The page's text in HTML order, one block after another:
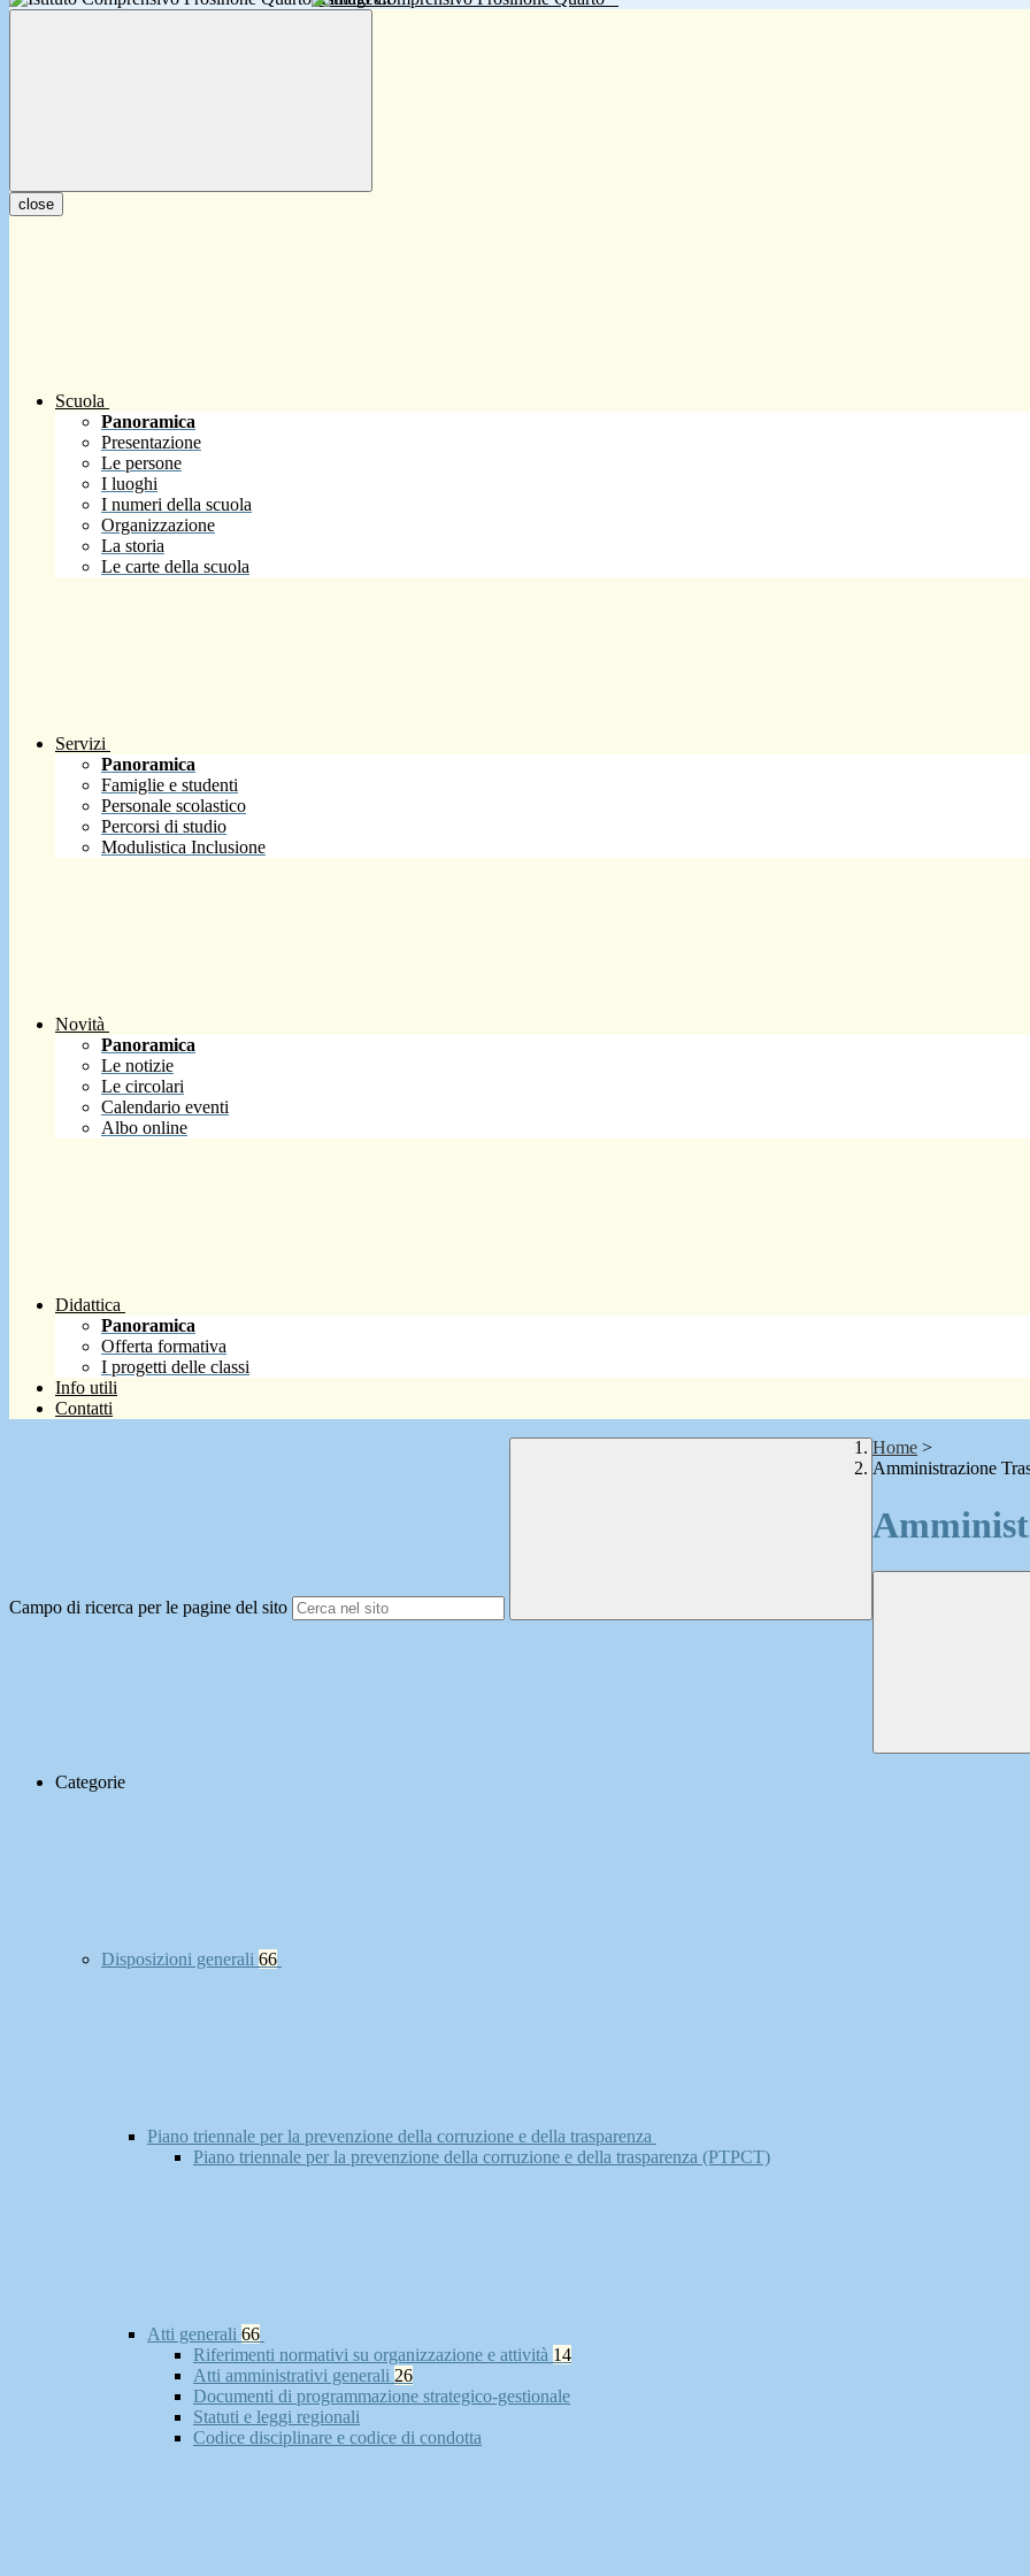
close
Scuola
Panoramica
Presentazione
Le persone
I luoghi
I numeri della scuola
Organizzazione
La storia
Le carte della scuola
Servizi
Panoramica
Famiglie e studenti
Personale scolastico
Percorsi di studio
Modulistica Inclusione
Novità
Panoramica
Le notizie
Le circolari
Calendario eventi
Albo online
Didattica
Panoramica
Offerta formativa
I progetti delle classi
Info utili
Contatti
Campo di ricerca per le pagine del sito
Home >
Amministrazione
Categorie
Disposizioni generali 66
Piano triennale per la prevenzione della corruzione e della trasparenza
Piano triennale per la prevenzione della corruzione e della trasparenza (PTPCT)
Atti generali 66
Riferimenti normativi su organizzazione e attività 14
Atti amministrativi generali 26
Documenti di programmazione strategico-gestionale
Statuti e leggi regionali
Codice disciplinare e codice di condotta